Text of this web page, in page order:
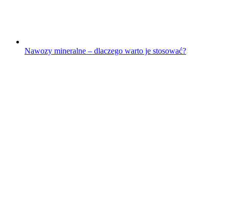
Nawozy mineralne – dlaczego warto je stosować?